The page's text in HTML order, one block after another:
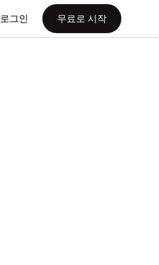
로그인 무료로 시작